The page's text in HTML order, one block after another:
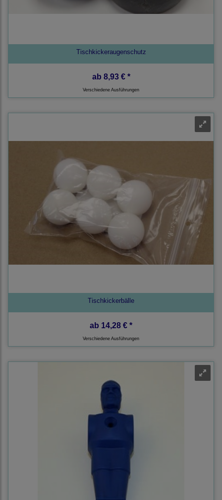
Tischkickeraugenschutz
ab 8,93 € *
Verschiedene Ausführungen
Tischkickerbälle
ab 14,28 € *
Verschiedene Ausführungen